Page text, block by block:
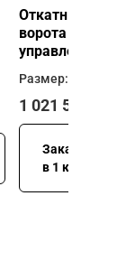
Откатные
ворота
управление)
Размер: 6000 х
1 021 510
Заказать
в 1 клик